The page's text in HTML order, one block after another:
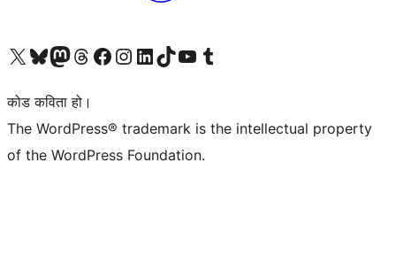
हाम्रो X (पहिले ट्विटर) खातामा जानुहोस्
हाम्रो Bluesky खाता भ्रमण गर्नुहोस्
हाम्रो म्यास्टोडन खाता भ्रमण गर्नुहोस्
हाम्रो थ्रेड्स खातामा जानुहोस्
हाम्रो फेसबुक पेजमा जानुहोस्
हाम्रो इन्स्टाग्राम खातामा जानुहोस्
हाम्रो लिङ्क्डइन खातामा जानुहोस्
हाम्रो TikTok खाता भ्रमण गर्नुहोस्
हाम्रो युट्युब च्यानलमा जानुहोस्
हाम्रो टम्बलर खाता भ्रमण गर्नुहोस्
कोड कविता हो।
The WordPress® trademark is the intellectual property
of the WordPress Foundation.